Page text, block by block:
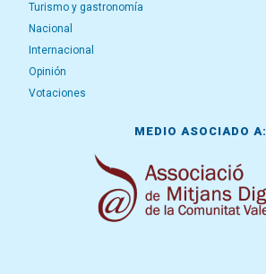
Turismo y gastronomía
Nacional
Internacional
Opinión
Votaciones
MEDIO ASOCIADO A: